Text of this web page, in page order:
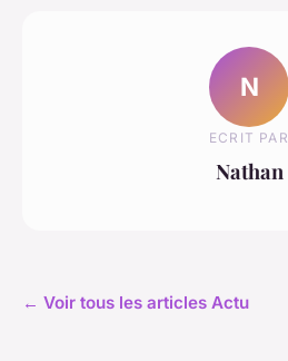
N
ECRIT PAR
Nathan
← Voir tous les articles Actu